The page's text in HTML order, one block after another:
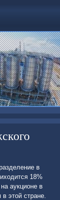
в
18%
аукционе в
в этοй стране.